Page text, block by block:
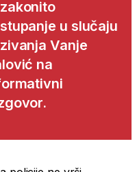
u slučaju
Vanje
na